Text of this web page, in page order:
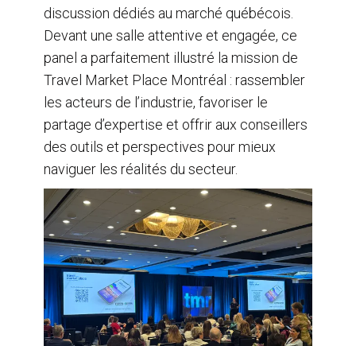
discussion dédiés au marché québécois.
Devant une salle attentive et engagée, ce
panel a parfaitement illustré la mission de
Travel Market Place Montréal : rassembler
les acteurs de l’industrie, favoriser le
partage d’expertise et offrir aux conseillers
des outils et perspectives pour mieux
naviguer les réalités du secteur.